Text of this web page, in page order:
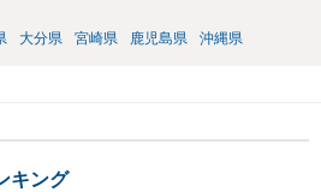
大分県 宮崎県 鹿児島県 沖縄県
キング